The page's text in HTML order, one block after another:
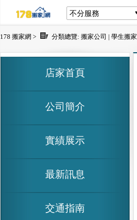
178 搬家網 > 分類總覽: 搬家公司 | 學生搬家
店家首頁
公司簡介
實績展示
最新訊息
交通指南